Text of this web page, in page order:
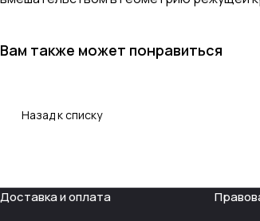
Вам также может понравиться
Назад к списку
Доставка и оплата